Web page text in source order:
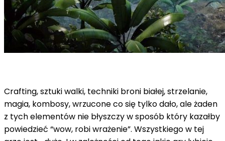
Crafting, sztuki walki, techniki broni białej, strzelanie,
magia, kombosy, wrzucone co się tylko dało, ale żaden
z tych elementów nie błyszczy w sposób który kazałby
powiedzieć “wow, robi wrażenie”. Wszystkiego w tej